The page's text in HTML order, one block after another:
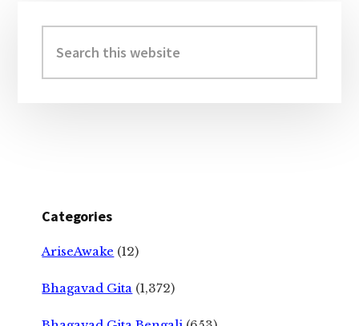
Sidebar
this
website
Categories
AriseAwake (12)
Bhagavad Gita (1,372)